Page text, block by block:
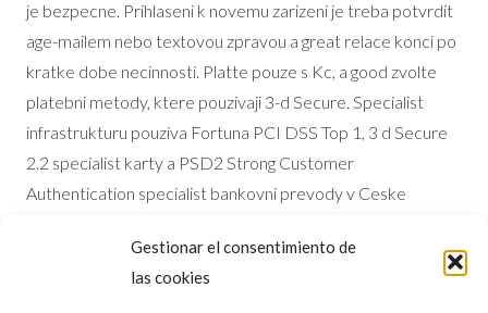
Gestionar el consentimiento de
las cookies
je bezpecne. Prihlaseni k novemu zarizeni je treba potvrdit
age-mailem nebo textovou zpravou a great relace konci po
kratke dobe necinnosti. Platte pouze s Kc, a good zvolte
platebni metody, ktere pouzivaji 3-d Secure. Specialist
infrastrukturu pouziva Fortuna PCI DSS Top 1, 3 d Secure
2.2 specialist karty a PSD2 Strong Customer
Authentication specialist bankovni prevody v Ceske
Behem 15 minut az nekolika hodin, v zavislosti na okne
zpracovani vasi banky, jsou vybery obvykle zpracovany